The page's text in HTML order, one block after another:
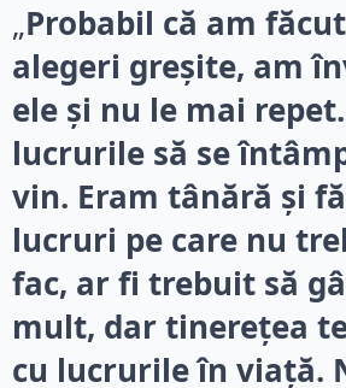
„Probabil că am
alegeri greșite, am
ele și nu le mai
lucrurile să se
vin. Eram tânără și
lucruri pe care nu
fac, ar fi trebuit să
mult, dar tinerețea
cu lucrurile în viață.